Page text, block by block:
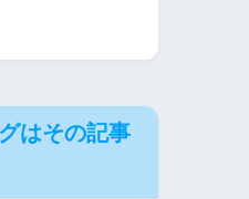
はその記事